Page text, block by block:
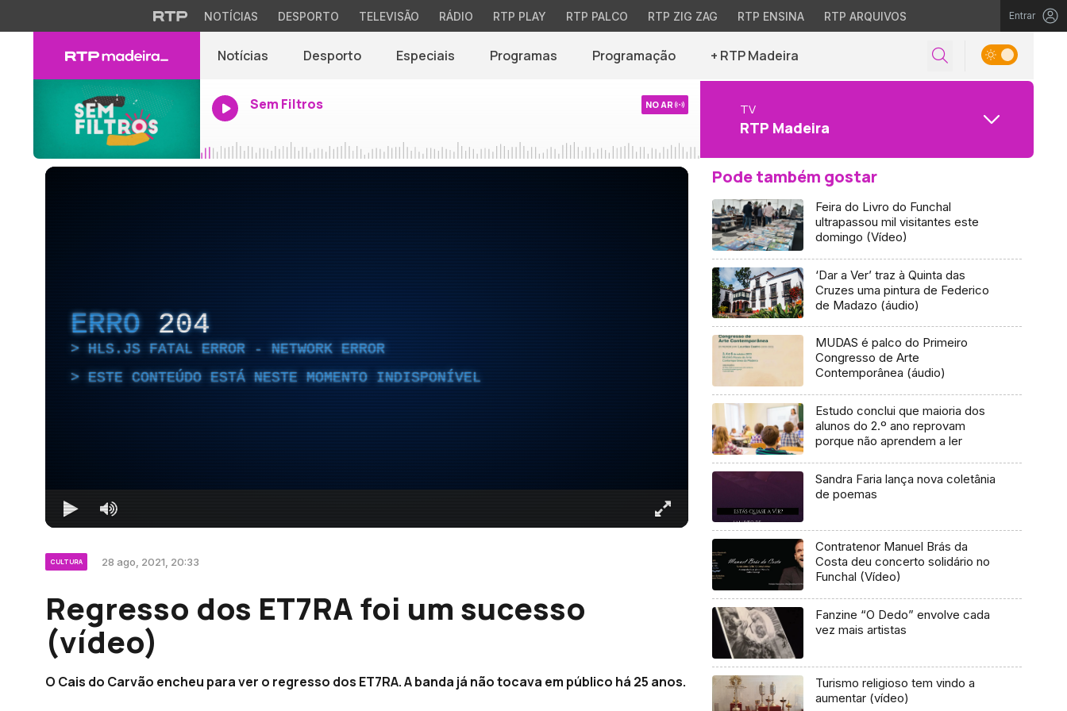
NOTÍCIAS DESPORTO TELEVISÃO RÁDIO RTP PLAY RTP PALCO RTP ZIG ZAG RTP ENSINA RTP ARQUIVOS Entrar
Notícias Desporto Especiais Programas Programação + RTP Madeira
Sem Filtros NO AR TV
RTP Madeira
ERRO 204
HLS.JS FATAL ERROR - NETWORK ERROR
ESTE CONTEÚDO ESTÁ NESTE MOMENTO INDISPONÍVEL
CULTURA 28 ago, 2021, 20:33
Regresso dos ET7RA foi um sucesso
(vídeo)
O Cais do Carvão encheu para ver o regresso dos ET7RA. A banda já não tocava em público há 25 anos.
Pode também gostar
Feira do Livro do Funchal
ultrapassou mil visitantes este
domingo (Vídeo)
‘Dar a Ver’ traz à Quinta das
Cruzes uma pintura de Federico
de Madazo (áudio)
MUDAS é palco do Primeiro
Congresso de Arte
Contemporânea (áudio)
Estudo conclui que maioria dos
alunos do 2.º ano reprovam
porque não aprendem a ler
Sandra Faria lança nova coletânia
de poemas
Contratenor Manuel Brás da
Costa deu concerto solidário no
Funchal (Vídeo)
Fanzine “O Dedo” envolve cada
vez mais artistas
Turismo religioso tem vindo a
aumentar (vídeo)